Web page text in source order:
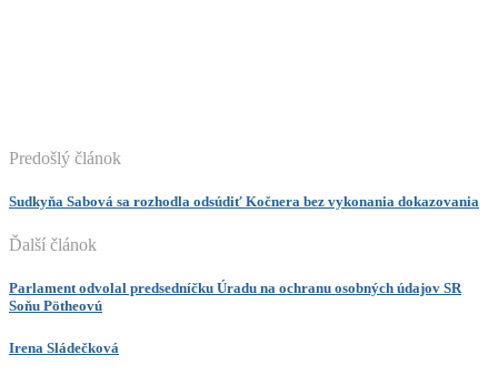
Predošlý článok
Sudkyňa Sabová sa rozhodla odsúdiť Kočnera bez vykonania dokazovania
Ďalší článok
Parlament odvolal predsedníčku Úradu na ochranu osobných údajov SR
Soňu Pötheovú
Irena Sládečková